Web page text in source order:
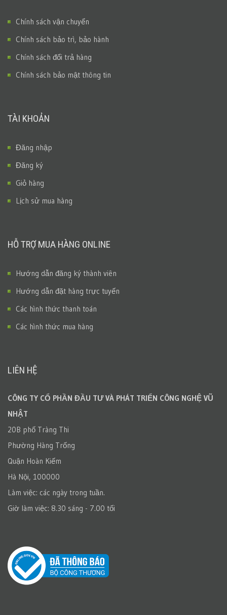
Chính sách vận chuyển
Chính sách bảo trì, bảo hành
Chính sách đổi trả hàng
Chính sách bảo mật thông tin
TÀI KHOẢN
Đăng nhập
Đăng ký
Giỏ hàng
Lịch sử mua hàng
HỖ TRỢ MUA HÀNG ONLINE
Hướng dẫn đăng ký thành viên
Hướng dẫn đặt hàng trực tuyến
Các hình thức thanh toán
Các hình thức mua hàng
LIÊN HỆ
CÔNG TY CỔ PHẦN ĐẦU TƯ VÀ PHÁT TRIỂN CÔNG NGHỆ VŨ
NHẬT
20B phố Tràng Thi
Phường Hàng Trống
Quận Hoàn Kiếm
Hà Nội, 100000
Làm việc: các ngày trong tuần.
Giờ làm việc: 8.30 sáng - 7.00 tối